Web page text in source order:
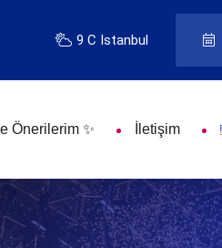
9 C Istanbul
Önerilerim ✨ İletişim